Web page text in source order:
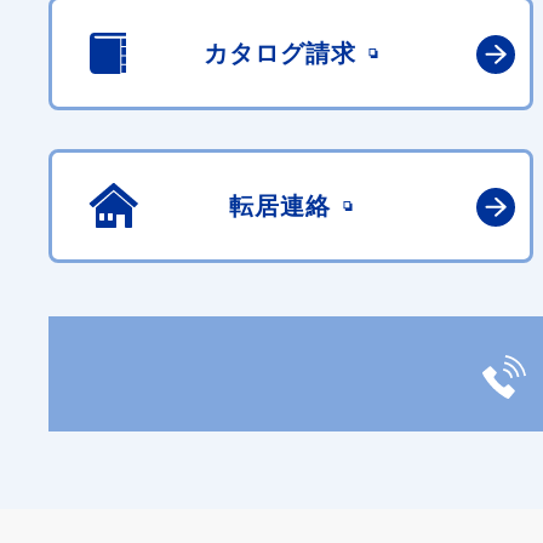
カタログ請求
転居連絡